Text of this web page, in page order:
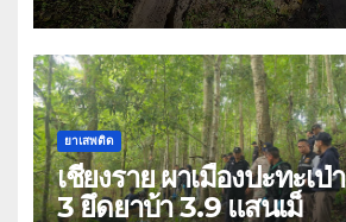
ยาเสพติด
เชียงราย ผาเมืองปะทะเ
3 ยึดยาบ้า 3.9 แสนเม็